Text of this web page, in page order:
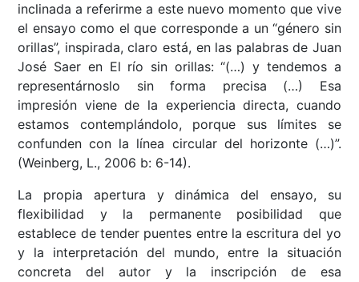
inclinada a referirme a este nuevo momento que vive
el ensayo como el que corresponde a un “género sin
orillas”, inspirada, claro está, en las palabras de Juan
José Saer en El río sin orillas: “(…) y tendemos a
representárnoslo sin forma precisa (…) Esa
impresión viene de la experiencia directa, cuando
estamos contemplándolo, porque sus límites se
confunden con la línea circular del horizonte (…)”.
(Weinberg, L., 2006 b: 6-14).
La propia apertura y dinámica del ensayo, su
flexibilidad y la permanente posibilidad que
establece de tender puentes entre la escritura del yo
y la interpretación del mundo, entre la situación
concreta del autor y la inscripción de esa